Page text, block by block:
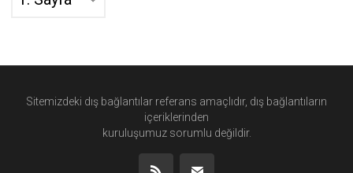
Sitemizdeki dış bağlantılar referans amaçlıdır, dış bağlantıların
içeriklerinden
kuruluşumuz sorumlu değildir.